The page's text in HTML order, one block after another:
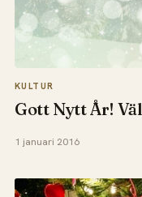
KULTUR
Gott Nytt År!
1 januari 2016